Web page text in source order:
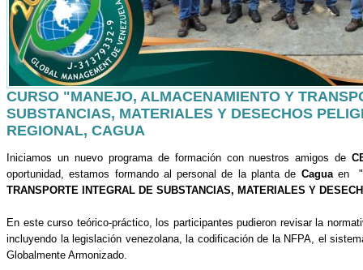
CURSO "MANEJO, ALMACENAMIENTO Y
SUBSTANCIAS, MATERIALES Y DESECHOS
REGIONAL, CAGUA
Iniciamos un nuevo programa de formación con nuestros amigos de
oportunidad, estamos formando al personal de la planta de Caguaen "
TRANSPORTE INTEGRAL DE SUBSTANCIAS, MATERIALES Y
En este curso teórico-práctico, los participantes pudieron revisar la
incluyendo la legislación venezolana, la codificación de la NFPA, el
Globalmente Armonizado.